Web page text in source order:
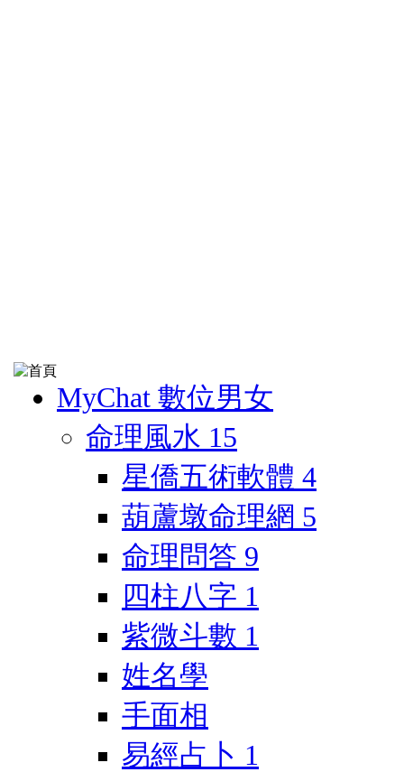
MyChat 數位男女
命理風水 15
星僑五術軟體 4
葫蘆墩命理網 5
命理問答 9
四柱八字 1
紫微斗數 1
姓名學
手面相
易經占卜 1